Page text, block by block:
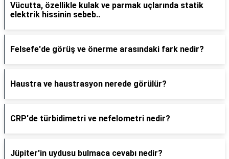
Vücutta, özellikle kulak ve parmak uçlarında statik
elektrik hissinin sebeb..
Felsefe'de görüş ve önerme arasındaki fark nedir?
Haustra ve haustrasyon nerede görülür?
CRP'de türbidimetri ve nefelometri nedir?
Jüpiter'in uydusu bulmaca cevabı nedir?